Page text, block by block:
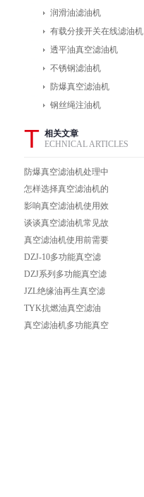
润滑油滤油机
有载分接开关在线滤油机
透平油真空滤油机
不锈钢滤油机
防爆真空滤油机
钢丝绳注油机
T 相关文章
ECHNICAL ARTICLES
防爆真空滤油机处理中
有哪些模式是可以选择
的
怎样选择真空滤油机的
不同部件？
影响真空滤油机使用效
果的因素有哪些？
谈谈真空滤油机常见故
障的解决办法
真空滤油机使用前需要
做哪些准备和检查工
作?
DZJ-10多功能真空滤
油机上海徐吉专业制造
DZJ系列多功能真空滤
油机上海徐吉专业制造
JZL绝缘油再生真空滤
油机上海徐吉专业制造
TYK抗燃油真空滤油
机上海徐吉电气
真空滤油机多功能真空